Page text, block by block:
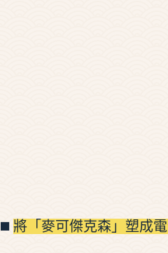
◼️ 將「麥可傑克森」塑成